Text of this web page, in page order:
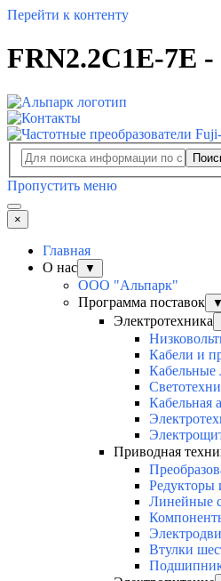
Перейти к контенту
FRN2.2C1E-7E
Пропустить меню
×
Главная
О нас
▼
ООО "Альпарк"
Программа поставок
▼
Электротехника
Кабели и
Кабельные
Кабельная
Приводная
Редукторы
Линейные
Втулки